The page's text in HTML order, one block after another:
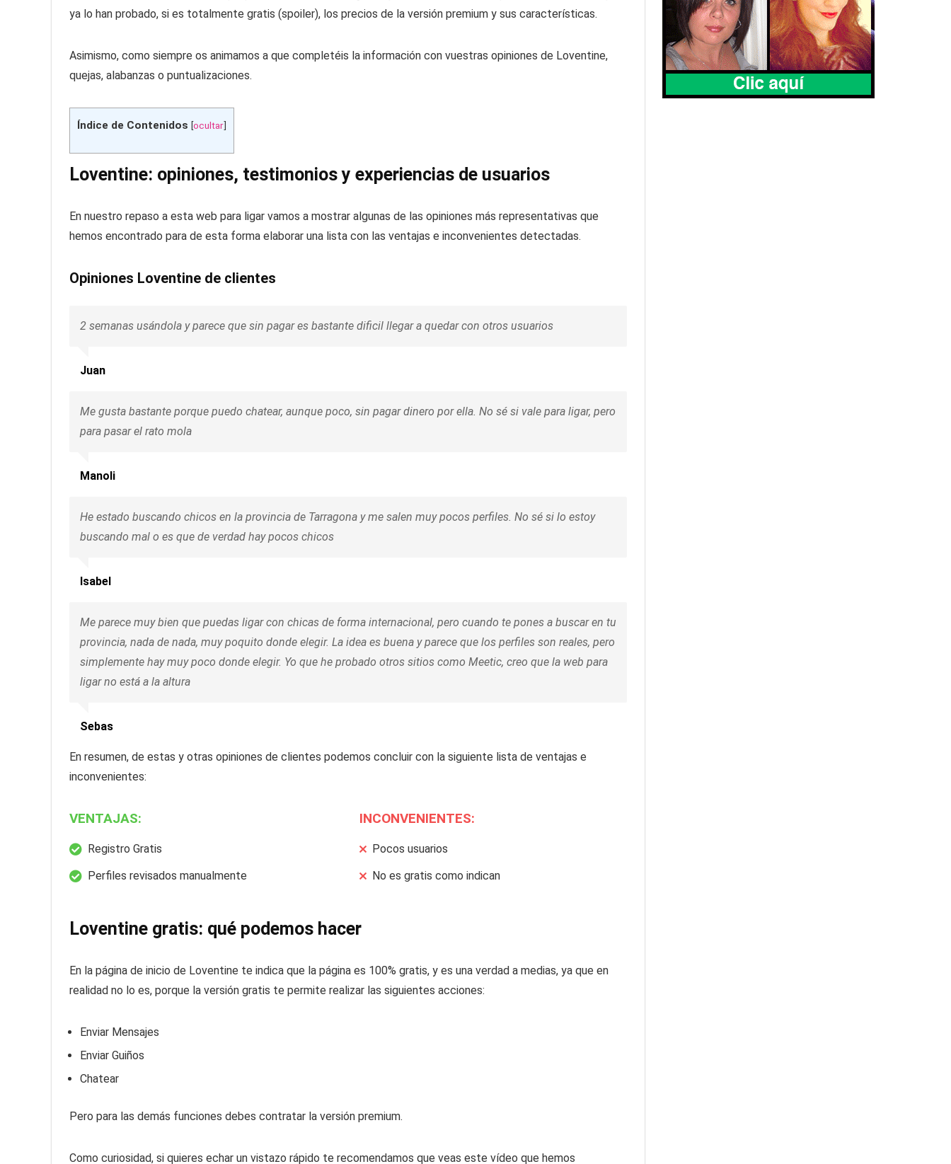
ya lo han probado, si es totalmente gratis (spoiler), los precios de la versión premium y sus características.
Asimismo, como siempre os animamos a que completéis la información con vuestras opiniones de Loventine,
quejas, alabanzas o puntualizaciones.
Índice de Contenidos [ocultar]
Loventine: opiniones, testimonios y experiencias de usuarios
En nuestro repaso a esta web para ligar vamos a mostrar algunas de las opiniones más representativas que
hemos encontrado para de esta forma elaborar una lista con las ventajas e inconvenientes detectadas.
Opiniones Loventine de clientes
2 semanas usándola y parece que sin pagar es bastante dificil llegar a quedar con otros usuarios
Juan
Me gusta bastante porque puedo chatear, aunque poco, sin pagar dinero por ella. No sé si vale para ligar, pero
para pasar el rato mola
Manoli
He estado buscando chicos en la provincia de Tarragona y me salen muy pocos perfiles. No sé si lo estoy
buscando mal o es que de verdad hay pocos chicos
Isabel
Me parece muy bien que puedas ligar con chicas de forma internacional, pero cuando te pones a buscar en tu
provincia, nada de nada, muy poquito donde elegir. La idea es buena y parece que los perfiles son reales, pero
simplemente hay muy poco donde elegir. Yo que he probado otros sitios como Meetic, creo que la web para
ligar no está a la altura
Sebas
En resumen, de estas y otras opiniones de clientes podemos concluir con la siguiente lista de ventajas e
inconvenientes:
VENTAJAS:
Registro Gratis
Perfiles revisados manualmente
INCONVENIENTES:
Pocos usuarios
No es gratis como indican
Loventine gratis: qué podemos hacer
En la página de inicio de Loventine te indica que la página es 100% gratis, y es una verdad a medias, ya que en
realidad no lo es, porque la versión gratis te permite realizar las siguientes acciones:
Enviar Mensajes
Enviar Guiños
Chatear
Pero para las demás funciones debes contratar la versión premium.
Como curiosidad, si quieres echar un vistazo rápido te recomendamos que veas este vídeo que hemos